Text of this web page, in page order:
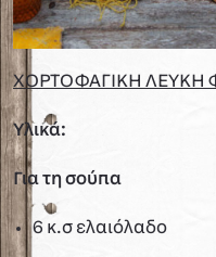
ΧΟΡΤΟΦΑΓΙΚΗ ΛΕΥΚΗ
Υλικά:
Για τη σούπα
6 κ.σ ελαιόλαδο